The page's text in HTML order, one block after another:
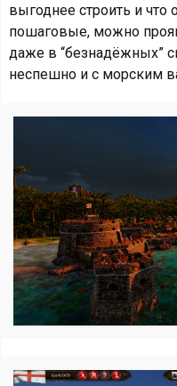
выгоднее строить и что
пошаговые, можно
даже в “безнадёжных”
неспешно и с морским